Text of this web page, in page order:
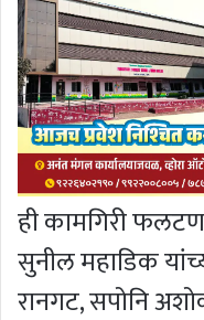
ही कामगिरी फलटण
सुनील महाडिक
रानगट, सपोनि